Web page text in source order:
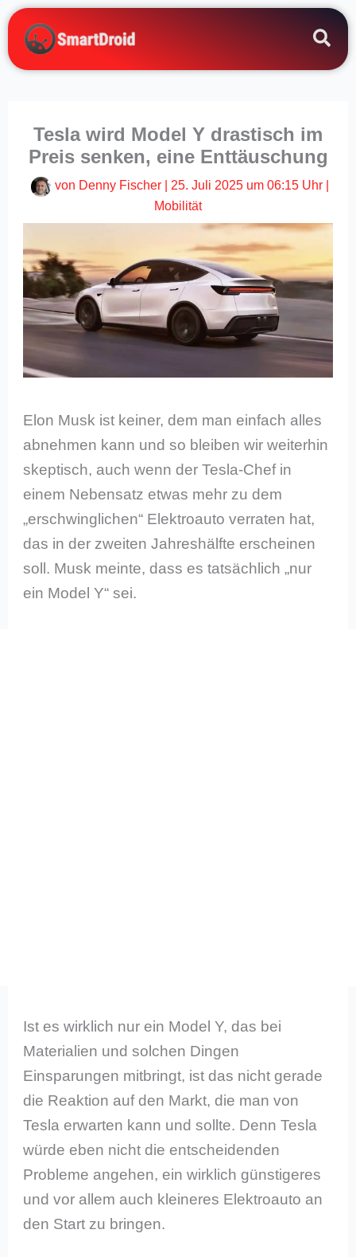
Zum
Inhalt
springen
Tesla wird Model Y drastisch im
Preis senken, eine Enttäuschung
von Denny Fischer 25. Juli 2025 um 06:15 Uhr
Mobilität
Elon Musk ist keiner, dem man einfach alles
abnehmen kann und so bleiben wir weiterhin
skeptisch, auch wenn der Tesla-Chef in
einem Nebensatz etwas mehr zu dem
„erschwinglichen“ Elektroauto verraten hat,
das in der zweiten Jahreshälfte erscheinen
soll. Musk meinte, dass es tatsächlich „nur
ein Model Y“ sei.
Ist es wirklich nur ein Model Y, das bei
Materialien und solchen Dingen
Einsparungen mitbringt, ist das nicht gerade
die Reaktion auf den Markt, die man von
Tesla erwarten kann und sollte. Denn Tesla
würde eben nicht die entscheidenden
Probleme angehen, ein wirklich günstigeres
und vor allem auch kleineres Elektroauto an
den Start zu bringen.